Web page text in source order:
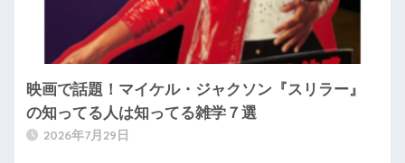
映画で話題！マイケル・ジャクソン『スリラー』
の知ってる人は知ってる雑学７選
2026年7月29日